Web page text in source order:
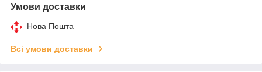
Умови доставки
Нова Пошта
Всі умови доставки